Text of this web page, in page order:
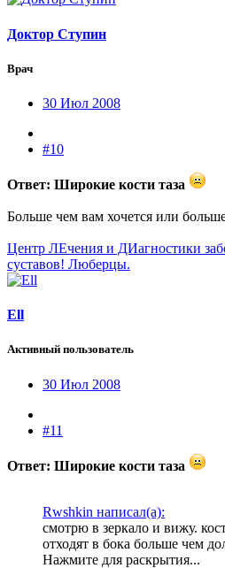
Доктор Ступин
Врач
30 Июл 2008
#10
Ответ: Широкие кости таза
Больше чем вам хочется или
Центр ЛЕчения и ДИагностики
суставов! Люберцы.
Ell
Активный пользователь
30 Июл 2008
#11
Ответ: Широкие кости таза
Rwshkin написал(а):
смотрю в зеркало и вижу.
отходят в бока больше чем
Нажмите для раскрытия...